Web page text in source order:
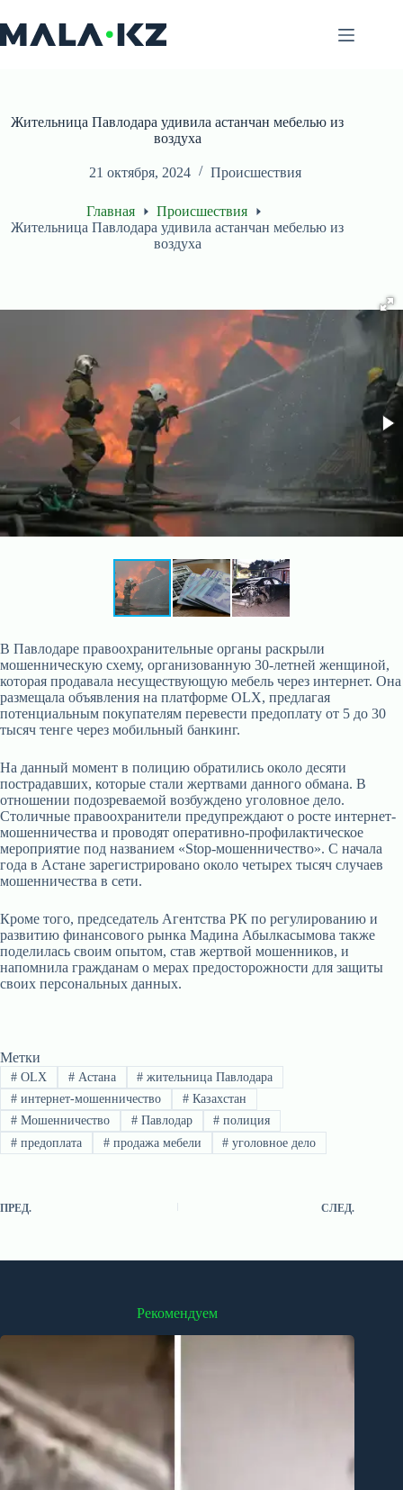
к
сути
Жительница Павлодара удивила астанчан мебелью из
воздуха
21 октября, 2024 Происшествия
Главная
Происшествия
Жительница Павлодара удивила астанчан мебелью из
воздуха
В Павлодаре правоохранительные органы раскрыли
мошенническую схему, организованную 30-летней женщиной,
которая продавала несуществующую мебель через интернет. Она
размещала объявления на платформе OLX, предлагая
потенциальным покупателям перевести предоплату от 5 до 30
тысяч тенге через мобильный банкинг.
На данный момент в полицию обратились около десяти
пострадавших, которые стали жертвами данного обмана. В
отношении подозреваемой возбуждено уголовное дело.
Столичные правоохранители предупреждают о росте интернет-
мошенничества и проводят оперативно-профилактическое
мероприятие под названием «Stop-мошенничество». С начала
года в Астане зарегистрировано около четырех тысяч случаев
мошенничества в сети.
Кроме того, председатель Агентства РК по регулированию и
развитию финансового рынка Мадина Абылкасымова также
поделилась своим опытом, став жертвой мошенников, и
напомнила гражданам о мерах предосторожности для защиты
своих персональных данных.
Метки
#OLX #Астана # жительница Павлодара
#интернет-мошенничество #Казахстан
#Мошенничество #Павлодар # полиция
#предоплата #продажа мебели # уголовное дело
ПРЕД. СЛЕД.
Рекомендуем